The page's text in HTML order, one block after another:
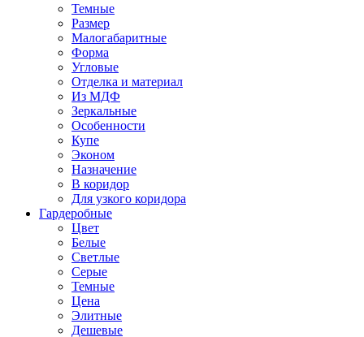
Темные
Размер
Малогабаритные
Форма
Угловые
Отделка и материал
Из МДФ
Зеркальные
Особенности
Купе
Эконом
Назначение
В коридор
Для узкого коридора
Гардеробные
Цвет
Белые
Светлые
Серые
Темные
Цена
Элитные
Дешевые